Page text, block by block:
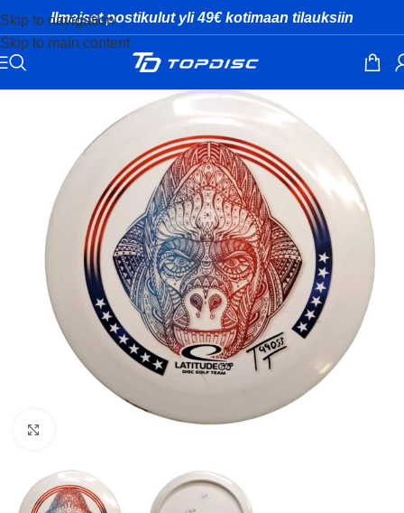
Skip to navigation
Skip to main content
Ilmaiset postikulut yli 49€ kotimaan tilauksiin